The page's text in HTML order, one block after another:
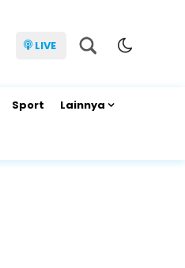
LIVE
Sport Lainnya